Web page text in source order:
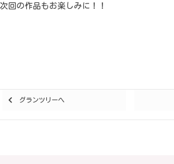
次回の作品もお楽しみに！！
Postsグランツリーへ